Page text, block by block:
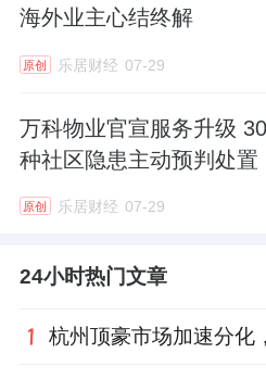
张阿姨（化名）的子女长
独，甚至只愿接受苏义群
人一般的存在。渐渐地，
在老人间传开了。
群不仅主动捐赠家中玩具
事，却深深温暖了老人的
海外业主心结终解
原创 乐居财经 07-29
万科物业官宣服务升级 30 余
种社区隐患主动预判处置
原创 乐居财经 07-29
24小时热门文章